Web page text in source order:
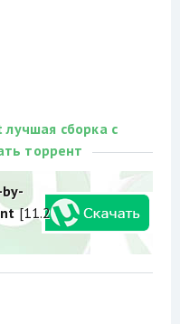
сборка с
торрент
[11.2